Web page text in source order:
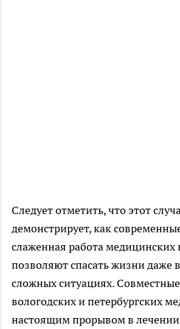
Следует отметить, что этот
демонстрирует, как
слаженная работа медицинских
позволяют спасать жизни даже
сложных ситуациях.
вологодских и петербургских
настоящим прорывом в